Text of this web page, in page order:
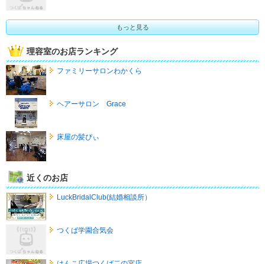
もっと見る
理容室のお店ランキング
ファミリーサロンわかくら
ヘアーサロン Grace
床屋の髪ぴぃ
近くのお店
LuckBridalClub(結婚相談所）
つくば学園合気会